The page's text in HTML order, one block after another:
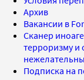
Архив
Вакансии в
Сканер
терроризму и
Подписка на